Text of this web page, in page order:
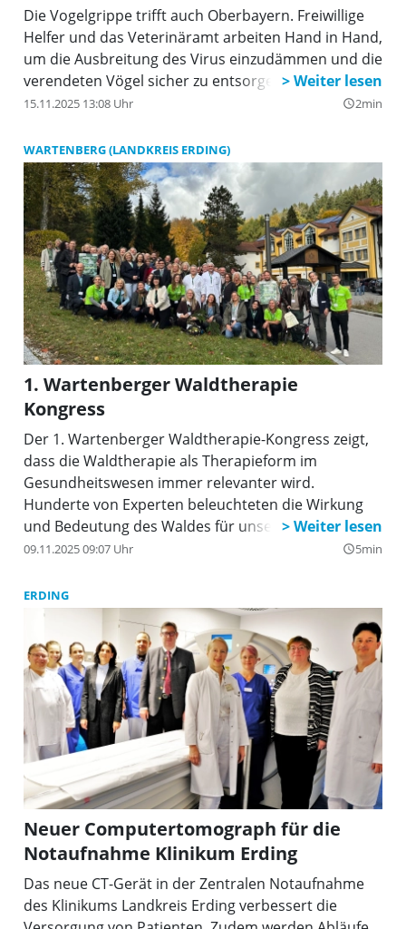
Die Vogelgrippe trifft auch Oberbayern. Freiwillige
Helfer und das Veterinäramt arbeiten Hand in Hand,
um die Ausbreitung des Virus einzudämmen und die
verendeten Vögel sicher zu entsorgen.
15.11.2025 13:08 Uhr query_builder2min
WARTENBERG (LANDKREIS ERDING)
1. Wartenberger Waldtherapie
Kongress
Der 1. Wartenberger Waldtherapie-Kongress zeigt,
dass die Waldtherapie als Therapieform im
Gesundheitswesen immer relevanter wird.
Hunderte von Experten beleuchteten die Wirkung
und Bedeutung des Waldes für unsere Gesundheit
und Zukunft.
09.11.2025 09:07 Uhr query_builder5min
ERDING
Neuer Computertomograph für die
Notaufnahme Klinikum Erding
Das neue CT-Gerät in der Zentralen Notaufnahme
des Klinikums Landkreis Erding verbessert die